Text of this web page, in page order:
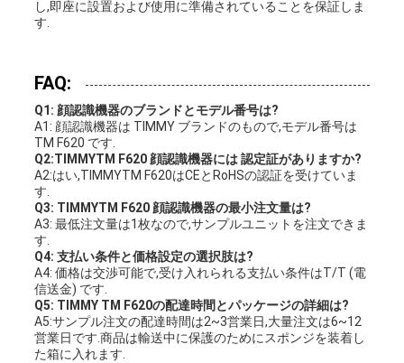
し,即座に設置および使用に準備されていることを保証しま
す.
FAQ:
Q1: 顔認識機器のブランドとモデル番号は?
A1: 顔認識機器は TIMMY ブランドのもので,モデル番号は
TM F620 です.
Q2:TIMMYTM F620 顔認識機器には 認定証がありますか?
A2:はい,TIMMYTM F620はCEとRoHSの認証を受けていま
す.
Q3: TIMMYTM F620 顔認識機器の最小注文量は?
A3: 最低注文量は1枚なので,サンプルユニットを注文できま
す.
Q4: 支払い条件と価格設定の選択肢は?
A4: 価格は交渉可能で,受け入れられる支払い条件はT/T (電
信送金) です.
Q5: TIMMY TM F620の配達時間とパッケージの詳細は?
A5:サンプル注文の配達時間は2~3営業日,大量注文は6~12
営業日です.商品は輸送中に保護のためにスポンジを装着し
た箱に入れます.